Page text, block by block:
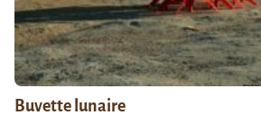
Buvette lunaire